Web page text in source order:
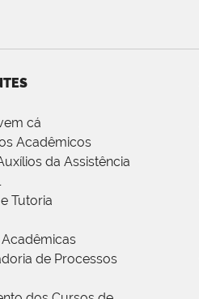
cá
Acadêmicos
da Assistência
Tutoria
de Processos